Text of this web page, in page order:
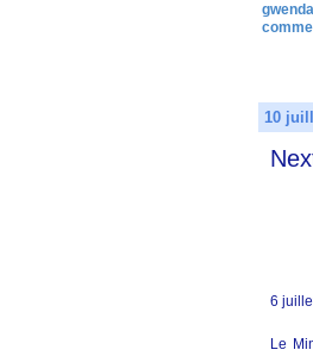
10
6
Le